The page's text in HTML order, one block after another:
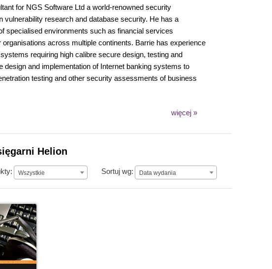
for NGS Software Ltd a world-renowned security
research and database security. He has a
specialised environments such as financial services
across multiple continents. Barrie has experience
requiring high calibre secure design, testing and
and implementation of Internet banking systems to
testing and other security assessments of business
więcej »
Helion
Wszystkie Sortuj wg: Data wydania
Data wydania